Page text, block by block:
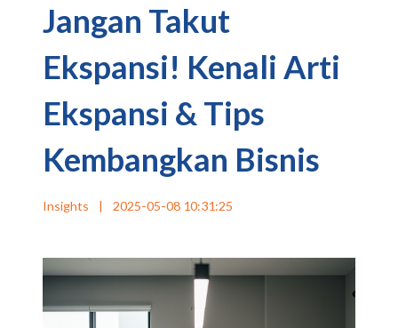
Jangan Takut
Ekspansi! Kenali Arti
Ekspansi & Tips
Kembangkan Bisnis
Insights | 2025-05-08 10:31:25